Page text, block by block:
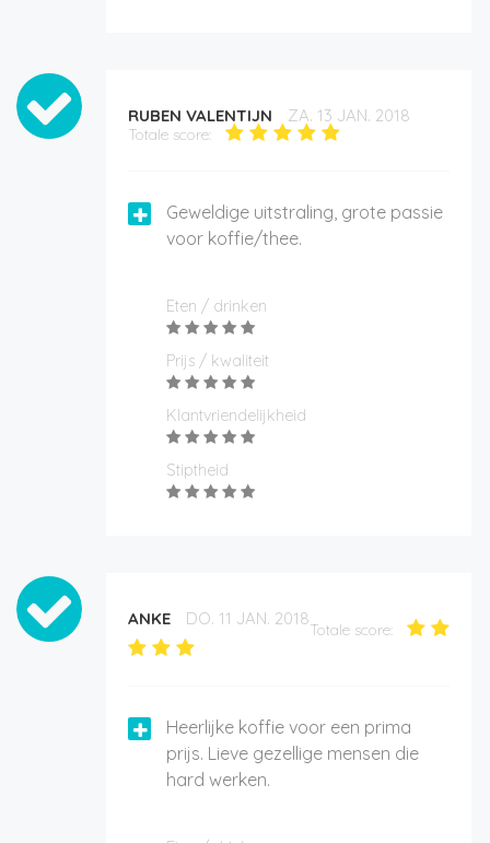
RUBEN VALENTIJN ZA. 13 JAN. 2018
Totale score:
Geweldige uitstraling, grote passie
voor koffie/thee.
Eten / drinken
Prijs / kwaliteit
Klantvriendelijkheid
Stiptheid
ANKE DO. 11 JAN. 2018
Totale score:
Heerlijke koffie voor een prima
prijs. Lieve gezellige mensen die
hard werken.